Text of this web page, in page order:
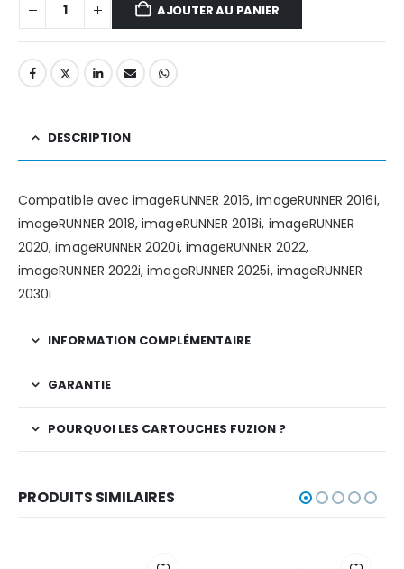
AJOUTER AU PANIER
DESCRIPTION
Compatible avec imageRUNNER 2016, imageRUNNER 2016i,
imageRUNNER 2018, imageRUNNER 2018i, imageRUNNER
2020, imageRUNNER 2020i, imageRUNNER 2022,
imageRUNNER 2022i, imageRUNNER 2025i, imageRUNNER
2030i
INFORMATION COMPLÉMENTAIRE
GARANTIE
POURQUOI LES CARTOUCHES FUZION ?
PRODUITS SIMILAIRES